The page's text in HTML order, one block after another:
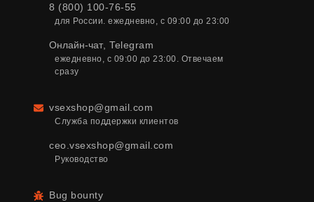
8 (800) 100-76-55
для России. ежедневно, с 09:00 до 23:00
Онлайн-чат,Telegram
ежедневно, с 09:00 до 23:00. Отвечаем
сразу
Email
vsexshop@gmail.com
Служба поддержки клиентов
ceo.vsexshop@gmail.com
Руководство
Bug bounty